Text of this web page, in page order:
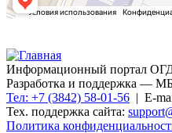
Информационный портал
Разработка и поддержка —
Тел: +7 (3842) 58-01-56 | E-
Тех. поддержка сайта:
Политика